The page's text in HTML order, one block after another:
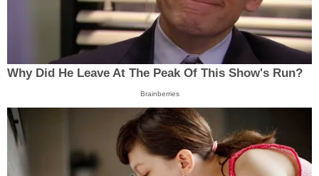
Why Did He Leave At The Peak Of This Show's Run?
Brainberries